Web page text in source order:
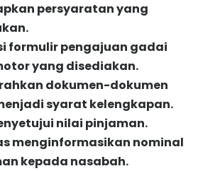
persyaratan yang
formulir pengajuan gadai
yang disediakan.
dokumen-dokumen
syarat kelengkapan.
nilai pinjaman.
menginformasikan nominal
kepada nasabah.